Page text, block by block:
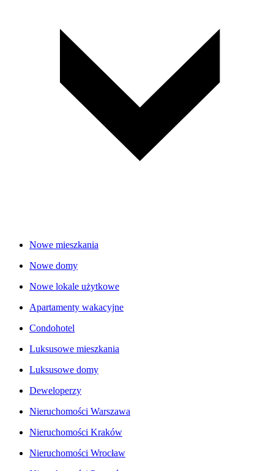
Nowe mieszkania
Nowe domy
Nowe lokale użytkowe
Apartamenty wakacyjne
Condohotel
Luksusowe mieszkania
Luksusowe domy
Deweloperzy
Nieruchomości Warszawa
Nieruchomości Kraków
Nieruchomości Wrocław